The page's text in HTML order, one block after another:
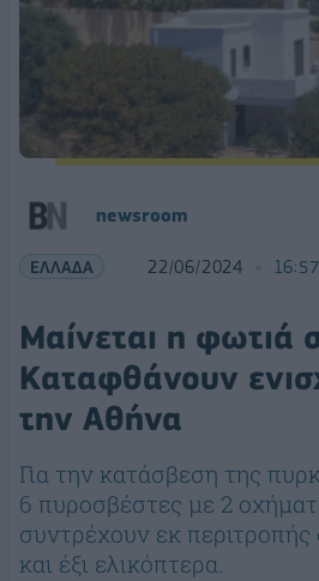
newsroom
ΕΛΛΑΔΑ 22/06/2024 16:57
Μαίνεται η φωτιά
Καταφθάνουν
την Αθήνα
Για την κατάσβεση της
6 πυροσβέστες με 2
συντρέχουν εκ
και έξι ελικόπτερα.